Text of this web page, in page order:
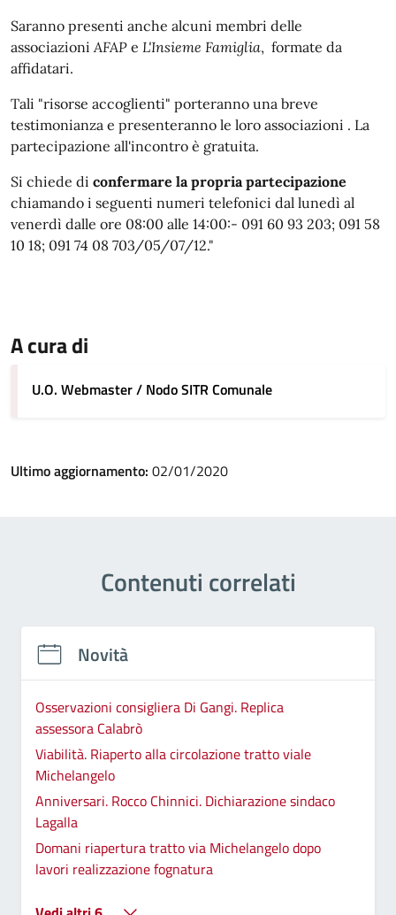
Saranno presenti anche alcuni membri delle
associazioniAFAP e L'Insieme Famiglia, formate da
affidatari.
Tali "risorse accoglienti" porteranno una breve
testimonianza e presenteranno le loro associazioni . La
partecipazione all'incontro è gratuita.
Si chiede di confermare la propria partecipazione
chiamando i seguenti numeri telefonici dal lunedì al
venerdì dalle ore 08:00 alle 14:00:- 091 60 93 203; 091 58
10 18; 091 74 08 703/05/07/12."
A cura di
U.O. Webmaster / Nodo SITR Comunale
Ultimo aggiornamento: 02/01/2020
Contenuti correlati
Novità
Osservazioni consigliera Di Gangi. Replica
assessora Calabrò
Viabilità. Riaperto alla circolazione tratto viale
Michelangelo
Anniversari. Rocco Chinnici. Dichiarazione sindaco
Lagalla
Domani riapertura tratto via Michelangelo dopo
lavori realizzazione fognatura